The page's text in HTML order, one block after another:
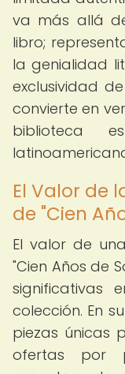
va más allá
libro;
la genialidad
exclusividad
convierte en
biblioteca
El Valor de
de "Cien
El valor de
"Cien Años de
significativas
colección. En
piezas únicas
ofertas por